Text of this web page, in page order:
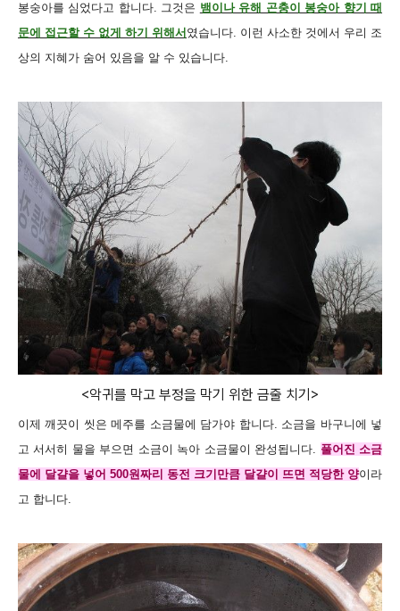
봉숭아를 심었다고 합니다. 그것은 뱀이나 유해 곤충이 봉숭아 향기 때
문에 접근할 수 없게 하기 위해서 였습니다. 이런 사소한 것에서 우리 조
상의 지혜가 숨어 있음을 알 수 있습니다.
<악귀를 막고 부정을 막기 위한 금줄 치기>
이제 깨끗이 씻은 메주를 소금물에 담가야 합니다. 소금을 바구니에 넣
고 서서히 물을 부으면 소금이 녹아 소금물이 완성됩니다. 풀어진 소금
물에 달걀을 넣어 500원짜리 동전 크기만큼 달걀이 뜨면 적당한 양이라
고 합니다.